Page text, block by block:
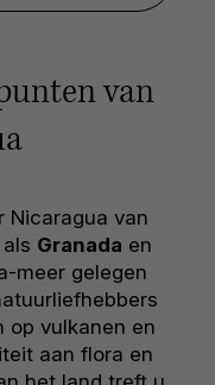
van
Nicaragua van
Granada en
meer gelegen
op vulkanen en
aan flora en